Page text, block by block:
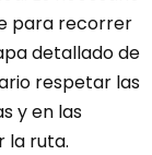
para recorrer
detallado de
respetar las
y en las
la ruta.